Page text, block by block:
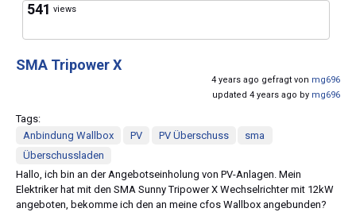
541 views
SMA Tripower X
4 years ago gefragt von mg696
updated 4 years ago by mg696
Tags:
Anbindung Wallbox
PV PV Überschuss
sma
Überschussladen
Hallo, ich bin an der Angebotseinholung von PV-Anlagen. Mein
Elektriker hat mit den SMA Sunny Tripower X Wechselrichter mit 12kW
angeboten, bekomme ich den an meine cfos Wallbox angebunden?